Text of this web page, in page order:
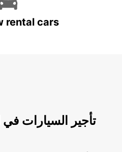
rental cars
تأجير السيارات في